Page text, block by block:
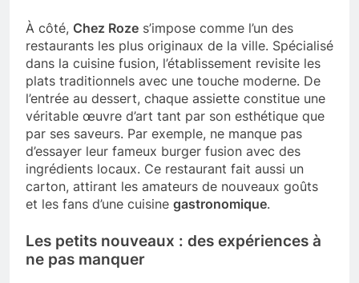
À côté, Chez Roze s’impose comme l’un des
restaurants les plus originaux de la ville. Spécialisé
dans la cuisine fusion, l’établissement revisite les
plats traditionnels avec une touche moderne. De
l’entrée au dessert, chaque assiette constitue une
véritable œuvre d’art tant par son esthétique que
par ses saveurs. Par exemple, ne manque pas
d’essayer leur fameux burger fusion avec des
ingrédients locaux. Ce restaurant fait aussi un
carton, attirant les amateurs de nouveaux goûts
et les fans d’une cuisine gastronomique.
Les petits nouveaux : des expériences à
ne pas manquer